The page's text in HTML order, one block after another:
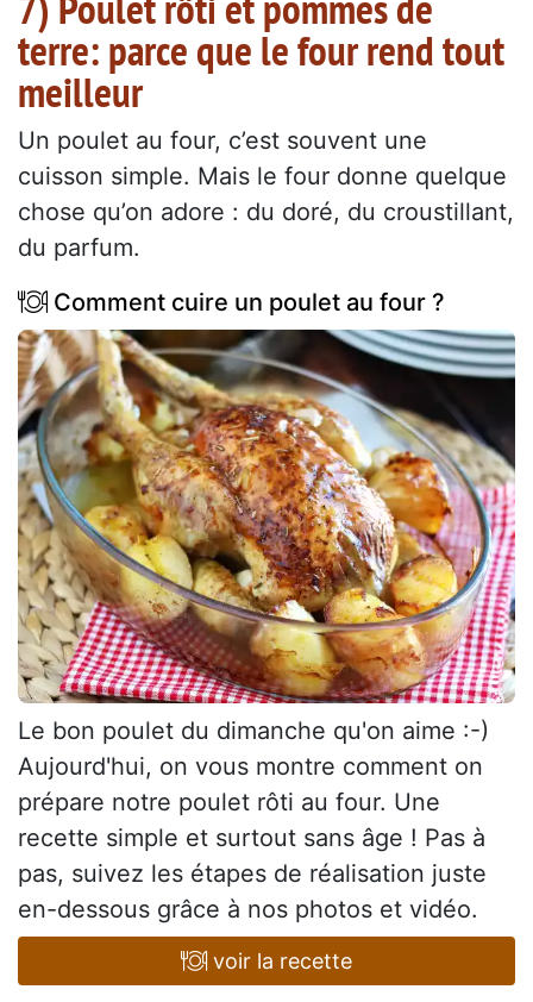
terre: parce que le four rend tout
meilleur
Un poulet au four, c’est souvent une
cuisson simple. Mais le four donne quelque
chose qu’on adore : du doré, du croustillant,
du parfum.
Comment cuire un poulet au four ?
Le bon poulet du dimanche qu'on aime :-)
Aujourd'hui, on vous montre comment on
prépare notre poulet rôti au four. Une
recette simple et surtout sans âge ! Pas à
pas, suivez les étapes de réalisation juste
en-dessous grâce à nos photos et vidéo.
voir la recette